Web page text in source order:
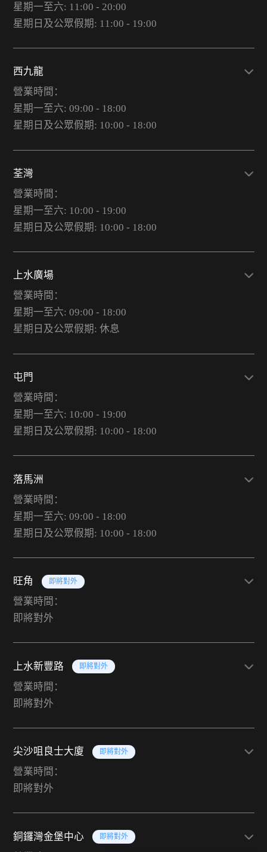
星期一至六: 11:00 - 20:00
星期日及公眾假期: 11:00 - 19:00
西九龍
營業時間：
星期一至六: 09:00 - 18:00
星期日及公眾假期: 10:00 - 18:00
荃灣
營業時間：
星期一至六: 10:00 - 19:00
星期日及公眾假期: 10:00 - 18:00
上水廣場
營業時間：
星期一至六: 09:00 - 18:00
星期日及公眾假期: 休息
屯門
營業時間：
星期一至六: 10:00 - 19:00
星期日及公眾假期: 10:00 - 18:00
落馬洲
營業時間：
星期一至六: 09:00 - 18:00
星期日及公眾假期: 10:00 - 18:00
旺角 即將對外
營業時間：
即將對外
上水新豐路 即將對外
營業時間：
即將對外
尖沙咀良士大廈 即將對外
營業時間：
即將對外
銅鑼灣金堡中心 即將對外